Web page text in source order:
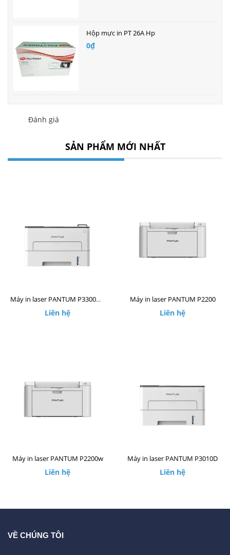
Hộp mực in PT 26A Hp
0₫
Đánh giá
SẢN PHẨM MỚI NHẤT
Máy in laser PANTUM P3300DW
Liên hệ
Máy in laser PANTUM P2200
Liên hệ
Máy in laser PANTUM P2200w
Liên hệ
Máy in laser PANTUM P3010D
Liên hệ
VỀ CHÚNG TÔI